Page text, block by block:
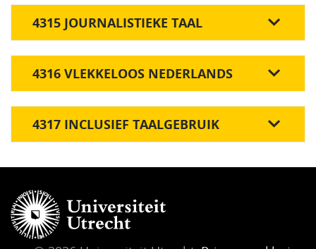
4315 JOURNALISTIEKE TAAL
4316 VLEKKELOOS NEDERLANDS
4317 INCLUSIEF TAALGEBRUIK